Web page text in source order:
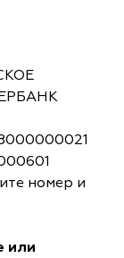
номер и
или